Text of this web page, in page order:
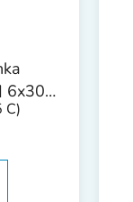
6x30
C)